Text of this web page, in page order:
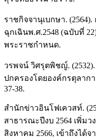
ราชกิจจานุเบกษา.
ฉุกเฉินพ.ศ.2548 (ฉบับที่
พระราชกำหนด.
วรพจน์ วิศรุตพิชญ์.
ปกครองโดยองค์กรตุลาก
37-38.
สำนักข่าวอินโฟเควสท์.
สาธารณะปีงบ 2564 เพิ่ม
สิงหาคม 2566, เข้าถึงได้จ